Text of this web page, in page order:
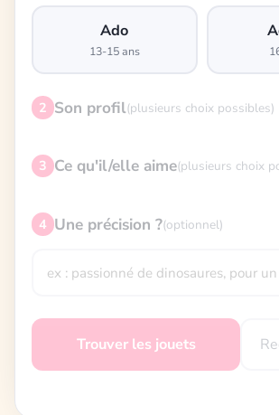
Ado
13-15 ans
2 Son profil(plusieurs choix possibles)
3 Ce qu'il/elle aime(plusieurs choix
4 Une précision ?(optionnel)
Trouver les jouets